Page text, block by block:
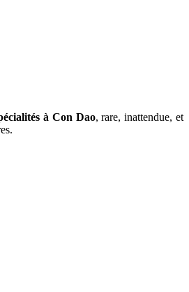
à Con Dao, rare, inattendue, et